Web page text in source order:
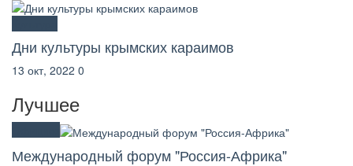
Дни культуры крымских караимов
13 окт, 2022 0
Лучшее
Международный форум "Россия-Африка"